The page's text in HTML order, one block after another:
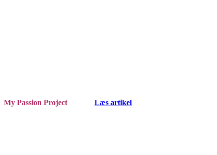
My Passion Project Læs artikel